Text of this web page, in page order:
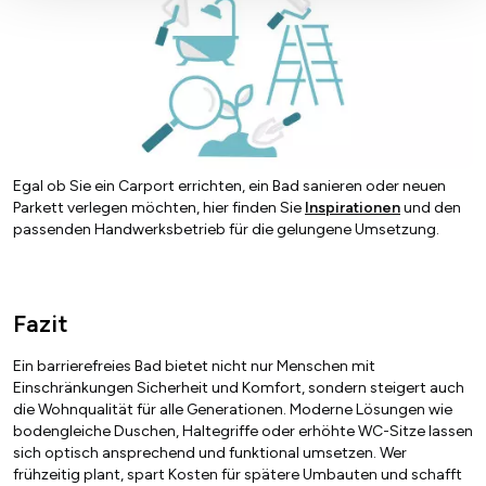
Egal ob Sie ein Carport errichten, ein Bad sanieren oder neuen
Parkett verlegen möchten, hier finden Sie Inspirationenund den
passenden Handwerksbetrieb für die gelungene Umsetzung.
Fazit
Ein barrierefreies Bad bietet nicht nur Menschen mit
Einschränkungen Sicherheit und Komfort, sondern steigert auch
die Wohnqualität für alle Generationen. Moderne Lösungen wie
bodengleiche Duschen, Haltegriffe oder erhöhte WC-Sitze lassen
sich optisch ansprechend und funktional umsetzen. Wer
frühzeitig plant, spart Kosten für spätere Umbauten und schafft